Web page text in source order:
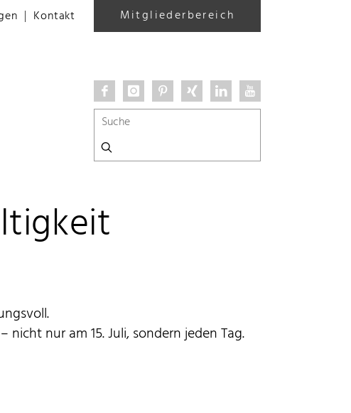
Kontakt Mitgliederbereich
nur am 15. Juli, sondern jeden Tag.